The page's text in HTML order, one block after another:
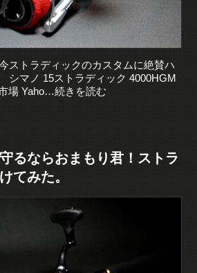
ストラディックのカスタムに絶賛ハ
シマノ 15ストラディック 4000HGM
場 Yaho…続きを読む
るならおまもり君！ストラ
てみた。